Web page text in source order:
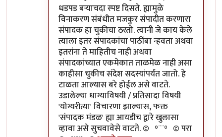
धडपड बर्‍याचदा स्पष्ट दिसते. ह्यामुळे
विनाकरण संबंधीत मजकुर संपादीत करणारा
संपादक हा चुकीचा ठरतो. त्यानी जे काय केले
त्याला इतर संपादकांचा पाठींबा न्हवता अथवा
इतरांना ते माहितीच नाही अथवा
संपादकांच्यात एकमेकात ताळमेळ नाही असा
काहीसा चुकीच संदेश सदस्यांपर्यंत जातो. हे
टाळता आल्यास बरे होईल असे वाटते.
उडालेल्या धाग्याविषयी / प्रतिसादा विषयी
'योग्यरीत्या' विचारणा झाल्यास, फक्त
'संपादक मंडळ' ह्या आयडीच द्वारे खुलासा
व्हावा असे सुचवावेसे वाटते. ©º°¨¨°º© परा